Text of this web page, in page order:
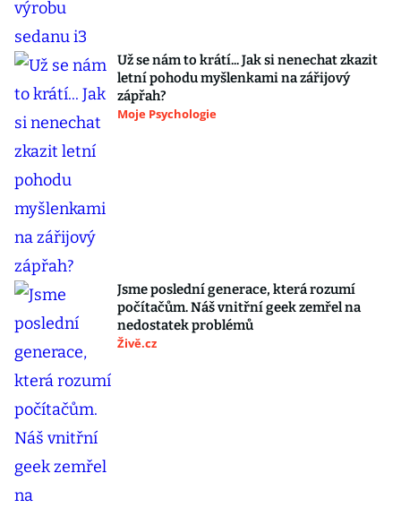
Už se nám to krátí... Jak si nenechat zkazit
letní pohodu myšlenkami na zářijový
zápřah?
Moje Psychologie
Jsme poslední generace, která rozumí
počítačům. Náš vnitřní geek zemřel na
nedostatek problémů
Živě.cz